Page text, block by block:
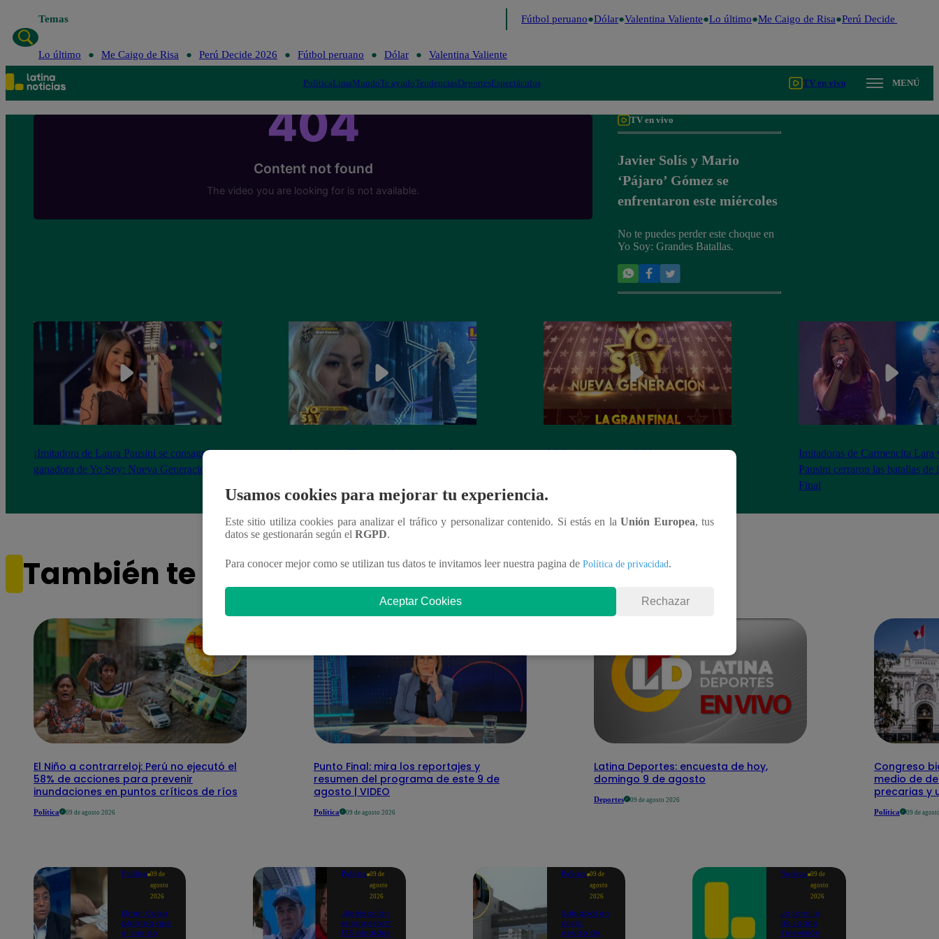
Temas Fútbol peruano Dólar Valentina Valiente Lo último Me Caigo de Risa Perú Decide 2026
Lo último Me Caigo de Risa Perú Decide 2026 Fútbol peruano Dólar Valentina Valiente
PolíticaLimaMundoTe ayudoTendenciasDeportesEspectáculos TV en vivo MENÚ
TV en vivo
Javier Solís y Mario
‘Pájaro’ Gómez se
enfrentaron este miércoles
No te puedes perder este choque en
Yo Soy: Grandes Batallas.
¡Imitadora de Laura Pausini se consagró
ganadora de Yo Soy: Nueva Generación!
Imitadora de Christina Aguilera cantó
¡Mañana lunes a las 8:20 pm conoceremos
Imitadoras de Carmencita Lara
Pausini cerraron las batallas de
Final
También te puede interesar
El Niño a contrarreloj: Perú no ejecutó el
58% de acciones para prevenir
inundaciones en puntos críticos de ríos
Política 09 de agosto 2026
Punto Final: mira los reportajes y
resumen del programa de este 9 de
agosto | VIDEO
Política 09 de agosto 2026
Latina Deportes: encuesta de hoy,
domingo 9 de agosto
Deportes 09 de agosto 2026
Congreso
medio de
precarias y
Política 09 de
Política 09 de
agosto
2026
Elmer Cuba
plantea que
el sueldo
Política 09 de
agosto
2026
¿Reelección
encubierta?:
135 alcaldes
Política 09 de
agosto
2026
Saludpol en
crisis:
deuda de
Noticias 09 de
agosto
2026
La familia
de Latina
Televisión
Usamos cookies para mejorar tu experiencia.
Este sitio utiliza cookies para analizar el tráfico y personalizar contenido. Si estás en laUnión Europea, tus
datos se gestionarán según el RGPD.
Para conocer mejor como se utilizan tus datos te invitamos leer nuestra pagina de Política de privacidad.
Aceptar Cookies Rechazar